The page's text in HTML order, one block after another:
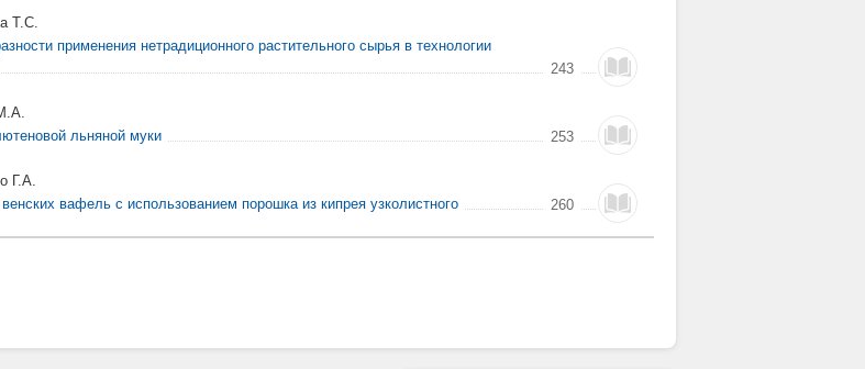
Т.С.
применения нетрадиционного растительного сырья в технологии
243
льняной муки
253
Г.А.
вафель с использованием порошка из кипрея узколистного
260